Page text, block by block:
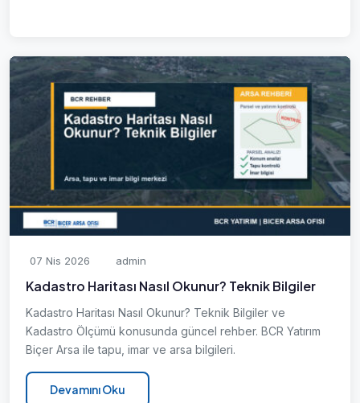
07 Nis 2026 admin
Kadastro Haritası Nasıl Okunur? Teknik Bilgiler
Kadastro Haritası Nasıl Okunur? Teknik Bilgiler ve
Kadastro Ölçümü konusunda güncel rehber. BCR Yatırım
Biçer Arsa ile tapu, imar ve arsa bilgileri.
Devamını Oku